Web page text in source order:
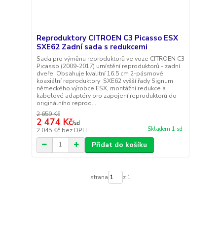
Reproduktory CITROEN C3 Picasso ESX
SXE62 Zadní sada s redukcemi
Sada pro výměnu reproduktorů ve voze CITROEN C3
Picasso (2009-2017) umístění reproduktorů - zadní
dveře. Obsahuje kvalitní 16.5 cm 2-pásmové
koaxiální reproduktory SXE62 vyšší řady Signum
německého výrobce ESX, montážní redukce a
kabelové adaptéry pro zapojení reproduktorů do
originálního reprod...
2 659 Kč
2 474 Kč/sd
2 045 Kč bez DPH Skladem 1 sd
Přidat do košíku
strana z 1